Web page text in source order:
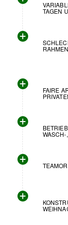
TAGEN
FAIRE